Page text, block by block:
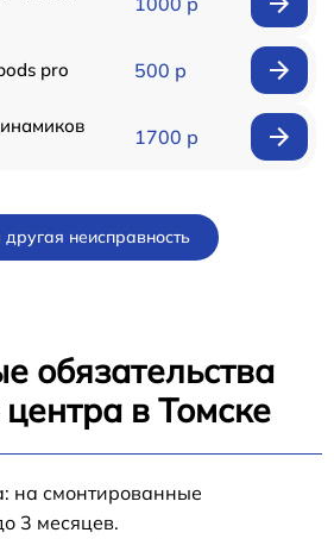
pro 500 р
1700 р
неисправность
обязательства
в Томске
на смонтированные
3 месяцев.